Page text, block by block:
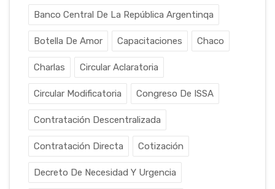
Banco Central De La República Argentinqa
Botella De Amor Capacitaciones Chaco
Charlas Circular Aclaratoria
Circular Modificatoria Congreso De ISSA
Contratación Descentralizada
Contratación Directa Cotización
Decreto De Necesidad Y Urgencia